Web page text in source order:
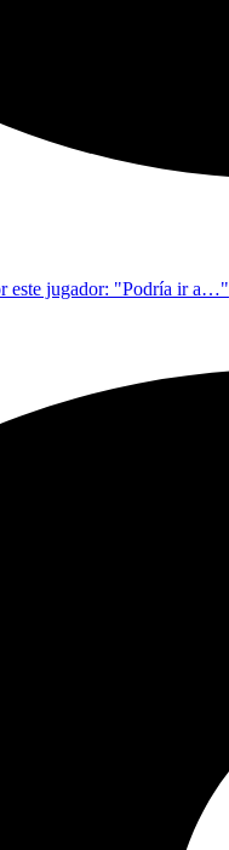
este jugador: "Podría ir a…"